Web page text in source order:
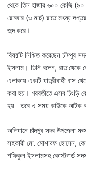
থেকে তিন হাজার ৬০০ কেজি (৯০
রোববার (৩ মার্চ) রাতে মৎস্য
জব্দ করে।
বিষয়টি নিশ্চিত করেছেন চাঁদপুর
ইসলাম। তিনি বলেন, রাত থেকে
এলাকায় একটি যাত্রীবাহী বাস
করা হয়। পরবর্তীতে এসব চিংড়ি
হয়। তবে এ সময় কাউকে আটক
অভিযানে চাঁদপুর সদর উপজেলা
সহকারী মো. মোশারফ হোসেন,
শফিকুল ইসলামসহ কোস্টগার্ড